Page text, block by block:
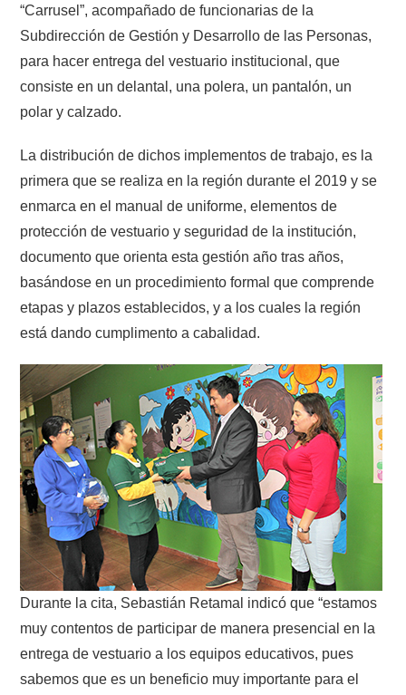
“Carrusel”, acompañado de funcionarias de la
Subdirección de Gestión y Desarrollo de las Personas,
para hacer entrega del vestuario institucional, que
consiste en un delantal, una polera, un pantalón, un
polar y calzado.
La distribución de dichos implementos de trabajo, es la
primera que se realiza en la región durante el 2019 y se
enmarca en el manual de uniforme, elementos de
protección de vestuario y seguridad de la institución,
documento que orienta esta gestión año tras años,
basándose en un procedimiento formal que comprende
etapas y plazos establecidos, y a los cuales la región
está dando cumplimento a cabalidad.
Durante la cita, Sebastián Retamal indicó que “estamos
muy contentos de participar de manera presencial en la
entrega de vestuario a los equipos educativos, pues
sabemos que es un beneficio muy importante para el